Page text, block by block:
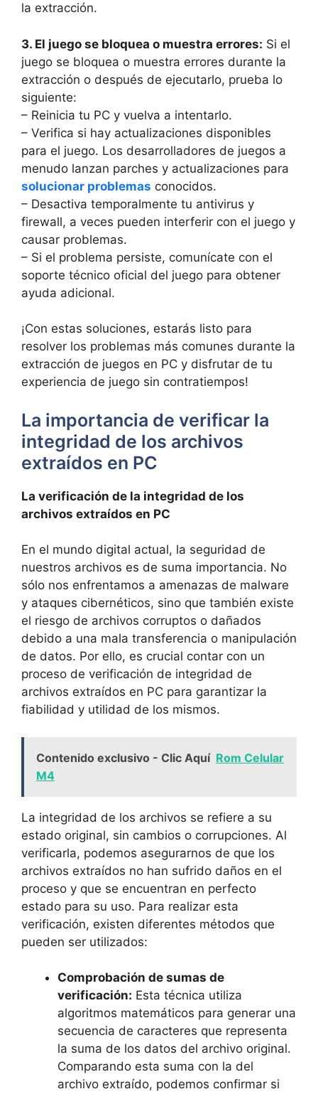
la ⁣extracción.
3. El juego se bloquea‌ o⁢ muestra ‌errores: Si el
juego se ⁣bloquea o⁢ muestra errores durante la
extracción o después‍ de ejecutarlo,​ prueba lo
siguiente:
– Reinicia tu PC y vuelva a intentarlo.
– Verifica si‌ hay actualizaciones disponibles
para el juego. Los desarrolladores ​de juegos a
menudo lanzan parches y actualizaciones para
solucionar problemas conocidos.
– Desactiva temporalmente tu antivirus y
firewall, a veces​ pueden interferir con el⁣ juego y
causar problemas.
– Si el⁣ problema persiste, ‍comunícate con ​el
soporte ‍técnico oficial del⁢ juego para⁢ obtener
ayuda ​adicional.
¡Con estas soluciones, estarás listo‌ para
resolver los problemas ‍más comunes durante la
‌extracción de⁣ juegos en PC⁣ y disfrutar de tu
experiencia de ‍juego ‌sin⁤ contratiempos!
La ​importancia ⁢de verificar la
integridad de ⁤los archivos
extraídos en PC
La verificación de la integridad‍ de⁢ los
archivos extraídos en PC
En el mundo‍ digital actual, la seguridad de
nuestros archivos es de suma importancia. No
sólo nos enfrentamos ⁣a ‍amenazas‌ de malware
y ataques cibernéticos, sino⁢ que también existe
el riesgo de archivos ‍corruptos o ‍dañados
debido ‌a una ​mala transferencia o manipulación
de datos. Por ello, es crucial ⁤contar con un
proceso de verificación de integridad de
archivos extraídos en PC para garantizar la⁢
fiabilidad y ‍utilidad ‌de los mismos.
Contenido exclusivo - Clic Aquí Rom Celular
M4
La ⁤integridad de los archivos se‍ refiere a su‌
estado original,‌ sin cambios‍ o corrupciones.‌ Al
verificarla, podemos asegurarnos⁤ de que los
archivos extraídos no​ han sufrido ‌daños en ⁣el
‌proceso y que se ​encuentran⁢ en perfecto
estado para su uso. Para realizar⁤ esta
verificación, existen diferentes métodos que
pueden ser ‌utilizados:
Comprobación de‍ sumas de‌
verificación: Esta técnica utiliza
algoritmos matemáticos⁤ para generar una
secuencia de caracteres ⁤que representa​
la suma ‍de‌ los datos del ⁤archivo original.
Comparando​ esta suma con‌ la del
archivo extraído, podemos confirmar si